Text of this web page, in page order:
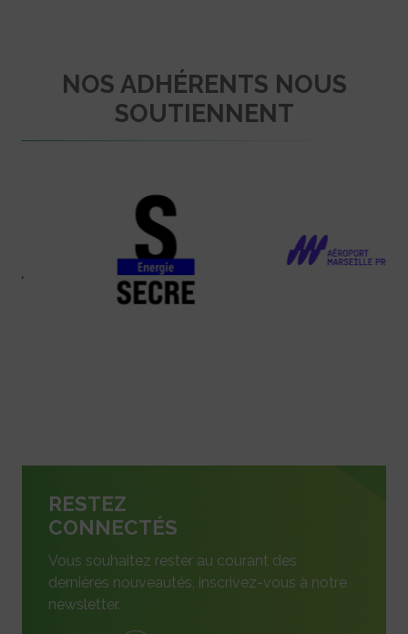
NOS ADHÉRENTS NOUS
SOUTIENNENT
RESTEZ
CONNECTÉS
Vous souhaitez rester au courant des
dernières nouveautés, inscrivez-vous à notre
newsletter.